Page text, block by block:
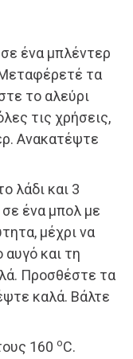
ένα μπλέντερ
Μεταφέρετέ τα
το αλεύρι
τις χρήσεις,
Ανακατέψτε
λάδι και 3
ένα μπολ με
μέχρι να
και τη
Προσθέστε τα
καλά. Βάλτε
160 oC.